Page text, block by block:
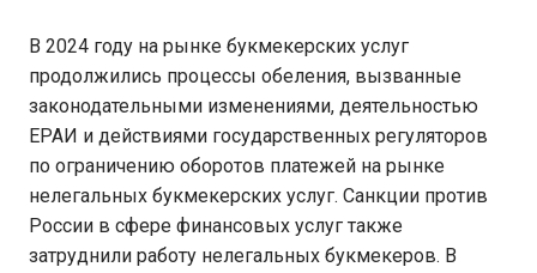
В 2024 году на рынке букмекерских услуг
продолжились процессы обеления, вызванные
законодательными изменениями, деятельностью
ЕРАИ и действиями государственных регуляторов
по ограничению оборотов платежей на рынке
нелегальных букмекерских услуг. Санкции против
России в сфере финансовых услуг также
затруднили работу нелегальных букмекеров. В